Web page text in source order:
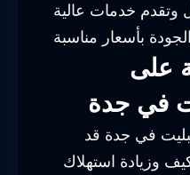
وتقدم خدمات عالية
على
في جدة
في جدة قد
وزيادة استهلاك